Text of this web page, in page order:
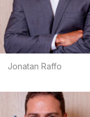
Jonatan Raffo